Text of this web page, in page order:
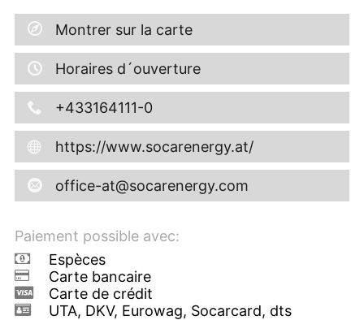
Montrer sur la carte
Horaires d´ouverture
+433164111-0
https://www.socarenergy.at/
office-at@socarenergy.com
Paiement possible avec:
Espèces
Carte bancaire
Carte de crédit
UTA, DKV, Eurowag, Socarcard, dts